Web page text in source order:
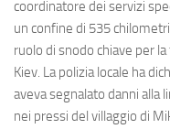
coordinatore dei servizi
un confine di 535
ruolo di snodo chiave per
Kiev. La polizia locale ha
aveva segnalato danni alla
nei pressi del villaggio di